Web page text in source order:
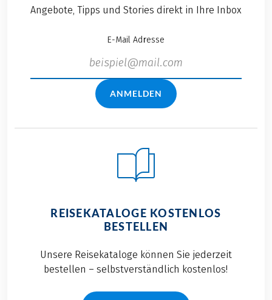
Angebote, Tipps und Stories direkt in Ihre Inbox
E-Mail Adresse
ANMELDEN
REISEKATALOGE KOSTENLOS
BESTELLEN
Unsere Reisekataloge können Sie jederzeit
bestellen – selbstverständlich kostenlos!